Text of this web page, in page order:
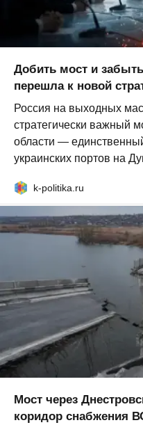
Добить мост и
перешла к новой
Россия на выходных
стратегически важный
области —
украинских портов на
k-politika.ru
Мост через
коридор снабжения